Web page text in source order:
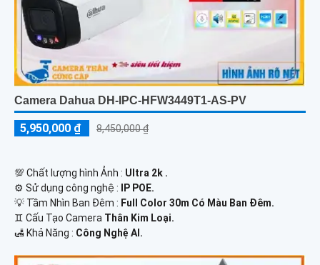
Camera Dahua DH-IPC-HFW3449T1-AS-PV
5,950,000 ₫ 8,450,000 ₫
💯 Chất lượng hình Ảnh : Ultra 2k .
⚙ Sử dụng công nghệ :
IP POE.
💡 Tầm Nhìn Ban Đêm : Full Color 30m Có Màu Ban Đêm.
♊ Cấu Tạo Camera Thân Kim Loại.
️🛃 Khả Năng : Công Nghệ AI.